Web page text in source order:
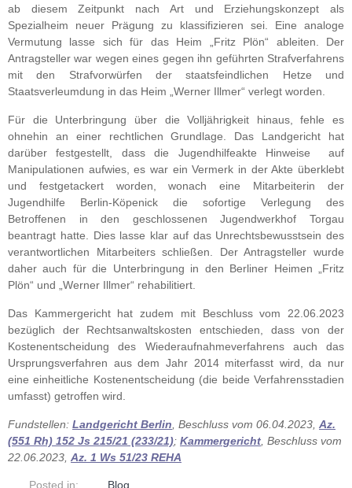
ab diesem Zeitpunkt nach Art und Erziehungskonzept als
Spezialheim neuer Prägung zu klassifizieren sei. Eine analoge
Vermutung lasse sich für das Heim „Fritz Plön“ ableiten. Der
Antragsteller war wegen eines gegen ihn geführten Strafverfahrens
mit den Strafvorwürfen der staatsfeindlichen Hetze und
Staatsverleumdung in das Heim „Werner Illmer“ verlegt worden.
Für die Unterbringung über die Volljährigkeit hinaus, fehle es
ohnehin an einer rechtlichen Grundlage. Das Landgericht hat
darüber festgestellt, dass die Jugendhilfeakte Hinweise auf
Manipulationen aufwies, es war ein Vermerk in der Akte überklebt
und festgetackert worden, wonach eine Mitarbeiterin der
Jugendhilfe Berlin-Köpenick die sofortige Verlegung des
Betroffenen in den geschlossenen Jugendwerkhof Torgau
beantragt hatte. Dies lasse klar auf das Unrechtsbewusstsein des
verantwortlichen Mitarbeiters schließen. Der Antragsteller wurde
daher auch für die Unterbringung in den Berliner Heimen „Fritz
Plön“ und „Werner Illmer“ rehabilitiert.
Das Kammergericht hat zudem mit Beschluss vom 22.06.2023
bezüglich der Rechtsanwaltskosten entschieden, dass von der
Kostenentscheidung des Wiederaufnahmeverfahrens auch das
Ursprungsverfahren aus dem Jahr 2014 miterfasst wird, da nur
eine einheitliche Kostenentscheidung (die beide Verfahrensstadien
umfasst) getroffen wird.
Fundstellen: Landgericht Berlin , Beschluss vom 06.04.2023, Az.
(551 Rh) 152 Js 215/21 (233/21); Kammergericht , Beschluss vom
22.06.2023, Az. 1 Ws 51/23 REHA
Posted in: Blog